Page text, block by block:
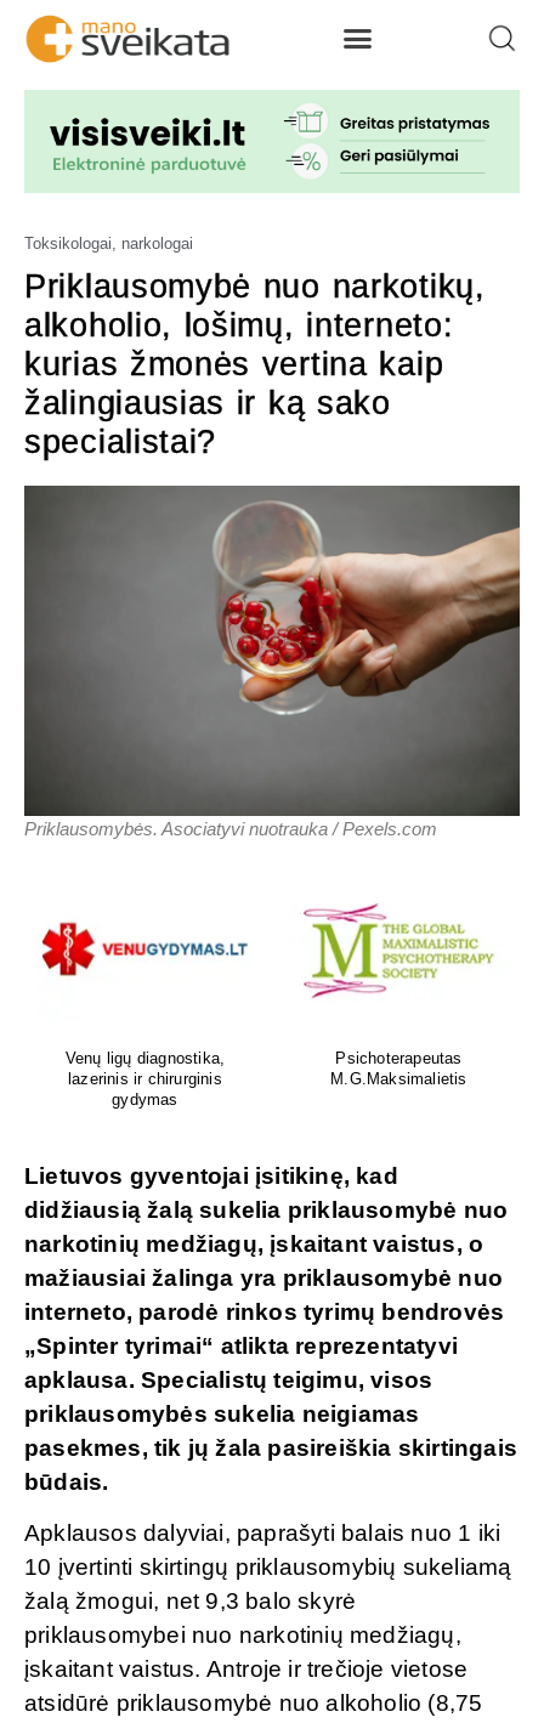
Toksikologai, narkologai
Priklausomybė nuo narkotikų,
alkoholio, lošimų, interneto:
kurias žmonės vertina kaip
žalingiausias ir ką sako
specialistai?
Priklausomybės. Asociatyvi nuotrauka / Pexels.com
Venų ligų diagnostika,
lazerinis ir chirurginis
gydymas
Psichoterapeutas
M.G.Maksimalietis
Lietuvos gyventojai įsitikinę, kad
didžiausią žalą sukelia priklausomybė nuo
narkotinių medžiagų, įskaitant vaistus, o
mažiausiai žalinga yra priklausomybė nuo
interneto, parodė rinkos tyrimų bendrovės
„Spinter tyrimai“ atlikta reprezentatyvi
apklausa. Specialistų teigimu, visos
priklausomybės sukelia neigiamas
pasekmes, tik jų žala pasireiškia skirtingais
būdais.
Apklausos dalyviai, paprašyti balais nuo 1 iki
10 įvertinti skirtingų priklausomybių sukeliamą
žalą žmogui, net 9,3 balo skyrė
priklausomybei nuo narkotinių medžiagų,
įskaitant vaistus. Antroje ir trečioje vietose
atsidūrė priklausomybė nuo alkoholio (8,75